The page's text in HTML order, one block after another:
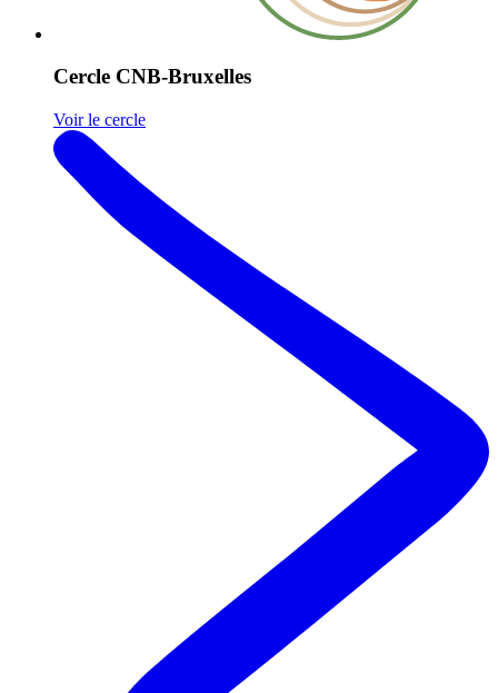
Cercle CNB-Bruxelles
Voir le cercle